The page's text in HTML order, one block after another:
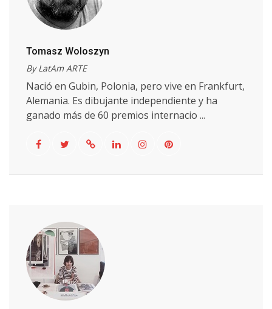
Tomasz Woloszyn
By LatAm ARTE
Nació en Gubin, Polonia, pero vive en Frankfurt,
Alemania. Es dibujante independiente y ha
ganado más de 60 premios internacio ...